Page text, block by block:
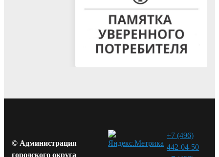
© Администрация
городского округа
+7 (496)
442-04-50